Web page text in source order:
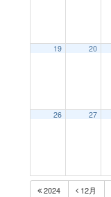
19 20
26 27
2024 12月